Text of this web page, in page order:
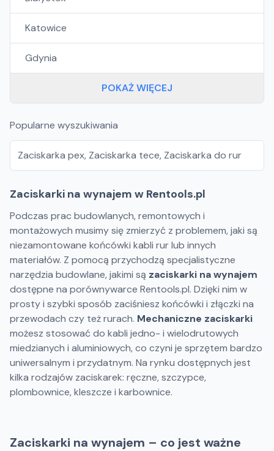
Katowice
Gdynia
POKAŻ WIĘCEJ
Popularne wyszukiwania
Zaciskarka pex, Zaciskarka tece, Zaciskarka do rur
Zaciskarki na wynajem w Rentools.pl
Podczas prac budowlanych, remontowych i
montażowych musimy się zmierzyć z problemem, jaki są
niezamontowane końcówki kabli rur lub innych
materiałów. Z pomocą przychodzą specjalistyczne
narzędzia budowlane, jakimi są zaciskarki na wynajem
dostępne na porównywarce Rentools.pl. Dzięki nim w
prosty i szybki sposób zaciśniesz końcówki i złączki na
przewodach czy też rurach. Mechaniczne zaciskarki
możesz stosować do kabli jedno- i wielodrutowych
miedzianych i aluminiowych, co czyni je sprzętem bardzo
uniwersalnym i przydatnym. Na rynku dostępnych jest
kilka rodzajów zaciskarek: ręczne, szczypce,
plombownice, kleszcze i karbownice.
Zaciskarki na wynajem – co jest ważne